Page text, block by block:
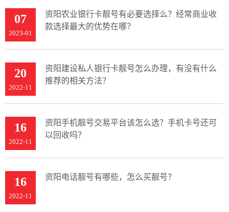
07
2023-01
资阳农业银行卡靓号有必要选择么？经常商业收
款选择最大的优势在哪？
20
2022-11
资阳建设私人银行卡靓号怎么办理，有没有什么
推荐的相关方法？
16
2022-11
资阳手机靓号交易平台该怎么选？手机卡号还可
以回收吗？
16
2022-11
资阳电话靓号有哪些，怎么买靓号？